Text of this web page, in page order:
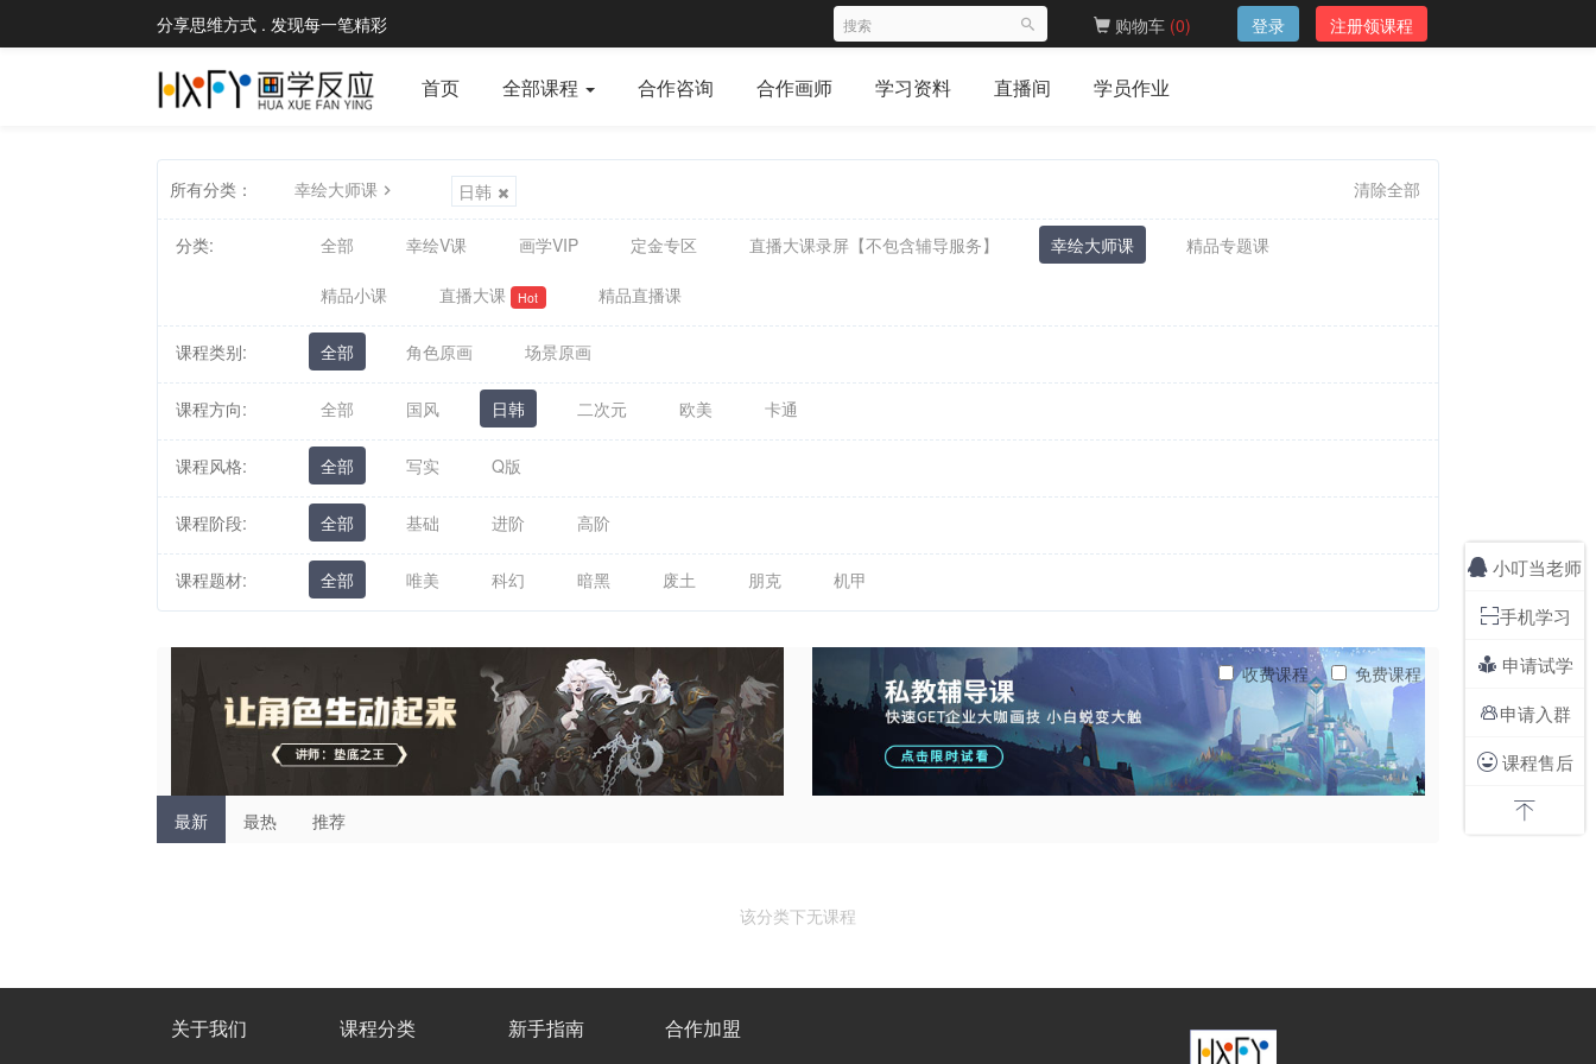
分享思维方式 . 发现每一笔精彩 购物车 (0) 登录 注册领课程
首页 全部课程 合作咨询 合作画师 学习资料 直播间 学员作业
所有分类： 幸绘大师课 日韩 清除全部
分类: 全部 幸绘V课 画学VIP 定金专区 直播大课录屏【不包含辅导服务】 幸绘大师课 精品专题课
精品小课 直播大课 Hot 精品直播课
课程类别: 全部 角色原画 场景原画
课程方向: 全部 国风 日韩 二次元 欧美 卡通
课程风格: 全部 写实 Q版
课程阶段: 全部 基础 进阶 高阶
课程题材: 全部 唯美 科幻 暗黑 废土 朋克 机甲
最新 最热 推荐
收费课程 免费课程
该分类下无课程
关于我们 课程分类 新手指南 合作加盟
 小叮当老师
手机学习
 申请试学
申请入群
课程售后
